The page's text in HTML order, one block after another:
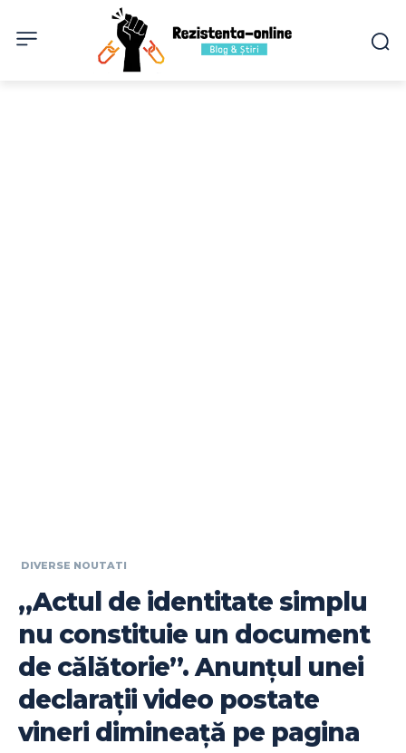
DIVERSE NOUTATI
„Actul de identitate simplu
nu constituie un document
de călătorie”. Anunțul unei
declarații video postate
vineri dimineață pe pagina